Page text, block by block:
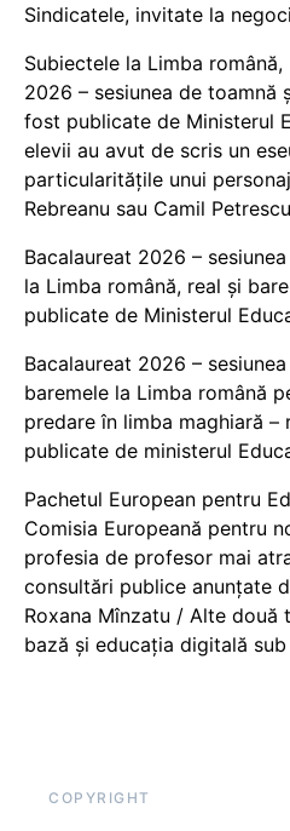
Sindicatele, invitate la
Subiectele la Limba
2026 – sesiunea de toamnă
fost publicate de Ministerul
elevii au avut de scris un
particularitățile unui
Rebreanu sau Camil Petrescu
Bacalaureat 2026 –
la Limba română, real și
publicate de Ministerul
Bacalaureat 2026 –
baremele la Limba română
predare în limba maghiară –
publicate de ministerul
Pachetul European pentru
Comisia Europeană pentru
profesia de profesor mai
consultări publice anunțate
Roxana Mînzatu / Alte două
bază și educația digitală
COPYRIGHT